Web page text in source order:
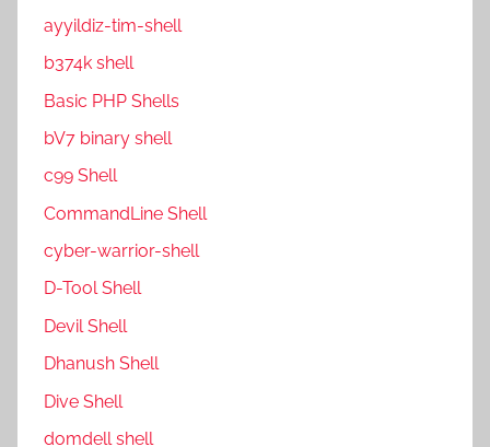
ayyildiz-tim-shell
b374k shell
Basic PHP Shells
bV7 binary shell
c99 Shell
CommandLine Shell
cyber-warrior-shell
D-Tool Shell
Devil Shell
Dhanush Shell
Dive Shell
domdell shell